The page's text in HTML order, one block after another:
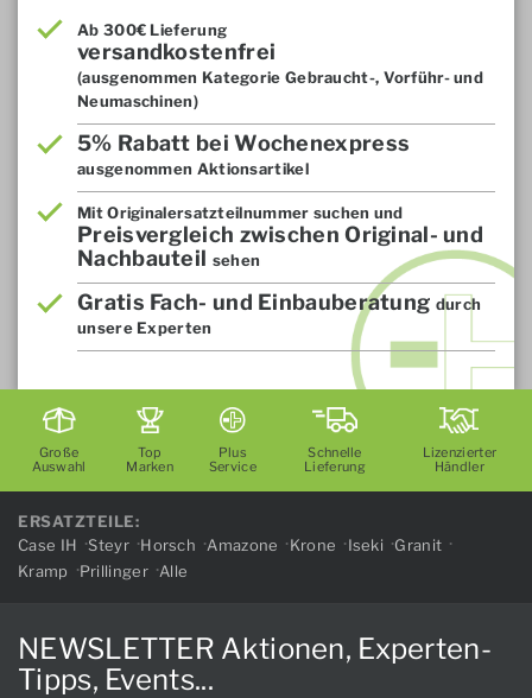
Ab 300€ Lieferung
versandkostenfrei
(ausgenommen Kategorie Gebraucht-, Vorführ- und
Neumaschinen)
5% Rabatt bei Wochenexpress
ausgenommen Aktionsartikel
Mit Originalersatzteilnummer suchen und
Preisvergleich zwischen Original- und
Nachbauteil sehen
Gratis Fach- und Einbauberatung durch
unsere Experten
Große
Auswahl
Top
Marken
Plus
Service
Schnelle
Lieferung
Lizenzierter
Händler
ERSATZTEILE:
Case IH
Steyr Horsch Amazone Krone Iseki
Granit
Kramp
Prillinger Alle
NEWSLETTER Aktionen, Experten-
Tipps, Events...